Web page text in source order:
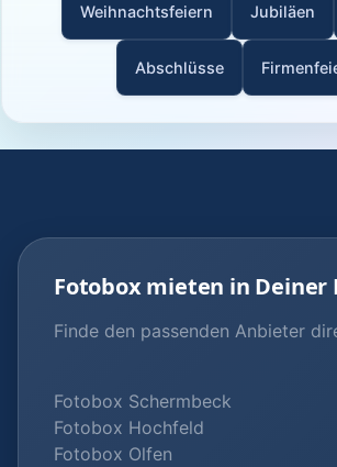
Weihnachtsfeiern Jubiläen
Abschlüsse
Fotobox mieten in Deiner
Finde den passenden Anbieter
Fotobox Schermbeck
Fotobox Hochfeld
Fotobox Olfen